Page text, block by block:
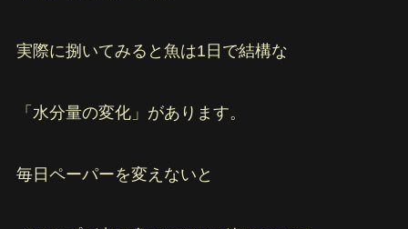
実際に捌いてみると魚は1日で結構な
「水分量の変化」があります。
毎日ペーパーを変えないと